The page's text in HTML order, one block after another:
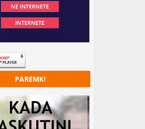
PAREMK!